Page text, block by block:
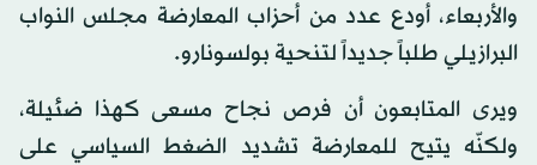
والأربعاء، أودع عدد من أحزاب المعارضة مجلس النواب
البرازيلي طلباً جديداً لتنحية بولسونارو.
ويرى المتابعون أن فرص نجاح مسعى كهذا ضئيلة،
ولكنّه يتيح للمعارضة تشديد الضغط السياسي على